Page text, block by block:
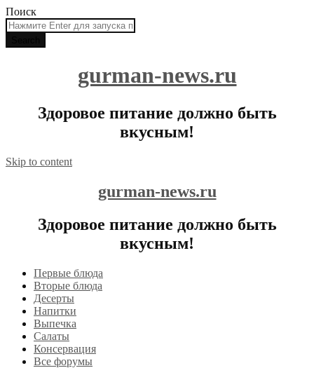
Поиск
gurman-news.ru
Здоровое питание должно быть
вкусным!
Skip to content
gurman-news.ru
Здоровое питание должно быть
вкусным!
Первые блюда
Вторые блюда
Десерты
Напитки
Выпечка
Салаты
Консервация
Все форумы